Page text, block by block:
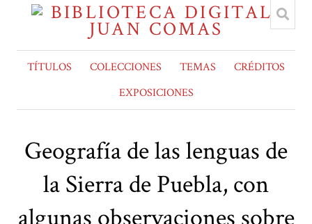
TÍTULOS COLECCIONES TEMAS
CRÉDITOS
EXPOSICIONES
Geografía de las lenguas de
la Sierra de Puebla, con